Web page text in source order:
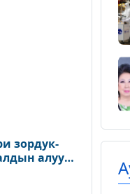
зордук-
алуу